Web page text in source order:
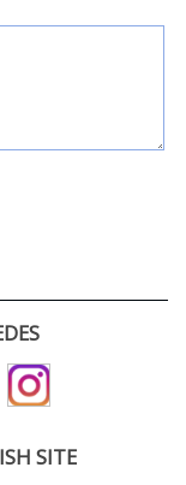
SITE